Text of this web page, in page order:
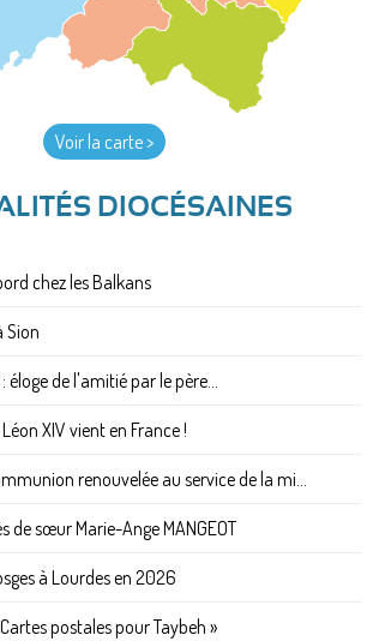
Voir la carte >
DIOCÉSAINES
chez les Balkans
Sion
éloge de l'amitié par le père...
XIV vient en France !
renouvelée au service de la mi...
de sœur Marie-Ange MANGEOT
à Lourdes en 2026
postales pour Taybeh »